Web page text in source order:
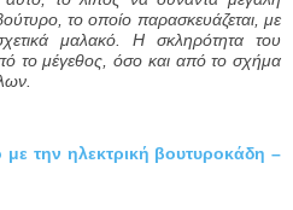
το οποίο παρασκευάζεται, με
μαλακό. Η σκληρότητα του
το μέγεθος, όσο και από το σχήμα
την ηλεκτρική βουτυροκάδη –